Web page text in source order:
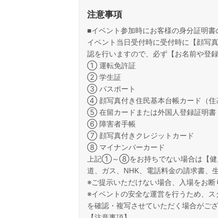
注意事項
■イベント参加時にお客様の身分証明
イベント当日受付時に受付時に【顔写
認を行いますので、必ず【お名前や登
① 運転免許証
② 学生証
③ パスポート
④ 顔写真付き住民基本台帳カード（住
⑤ 在留カードまたは外国人登録証明書
⑥ 障害者手帳
⑦ 顔写真付きクレジットカード
⑧ マイナンバーカード
上記①～⑧をお持ちでない場合は【健
道、ガス、NHK、電話料金の請求書、
※ご提示いただけない場合、入場をお
※イベントの安全な運営を行うため、
を確認・複写させていただく場合がご